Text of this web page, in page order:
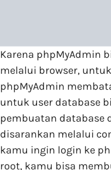
Karena phpMyAdmin
melalui browser,
phpMyAdmin
untuk user database
pembuatan database
disarankan melalui
kamu ingin login ke
root, kamu bisa